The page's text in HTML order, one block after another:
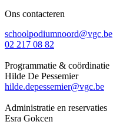
Ons contacteren
schoolpodiumnoord@vgc.be
02 217 08 82
Programmatie & coördinatie
Hilde De Pessemier
hilde.depessemier@vgc.be
Administratie en reservaties
Esra Gokcen